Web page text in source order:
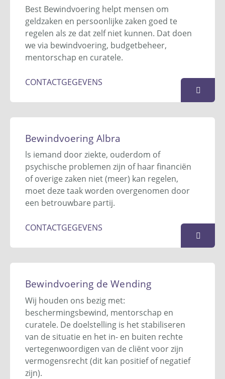
7600 AV Almelo
0546 - 647 058
info@bon-almelo.nl
Website
KAART
Best Bewindvoering helpt mensen om
geldzaken en persoonlijke zaken goed te
regelen als ze dat zelf niet kunnen. Dat doen
we via bewindvoering, budgetbeheer,
mentorschap en curatele.
CONTACTGEGEVENS
De Vucht 25
Rijen
06 - 2521 3624 / 06 - 3645 5694
info@bestbewindvoering.nl
Website
Bewindvoering Albra
ls iemand door ziekte, ouderdom of
psychische problemen zijn of haar financiën
of overige zaken niet (meer) kan regelen,
moet deze taak worden overgenomen door
een betrouwbare partij.
CONTACTGEGEVENS
Kroontjeskruid 25
Breda
076-513 91 28
hans@bewindvoeringalbra.nl
Website
KAART
Bewindvoering de Wending
Wij houden ons bezig met:
beschermingsbewind, mentorschap en
curatele. De doelstelling is het stabiliseren
van de situatie en het in- en buiten rechte
vertegenwoordigen van de cliënt voor zijn
vermogensrecht (dit kan positief of negatief
zijn).